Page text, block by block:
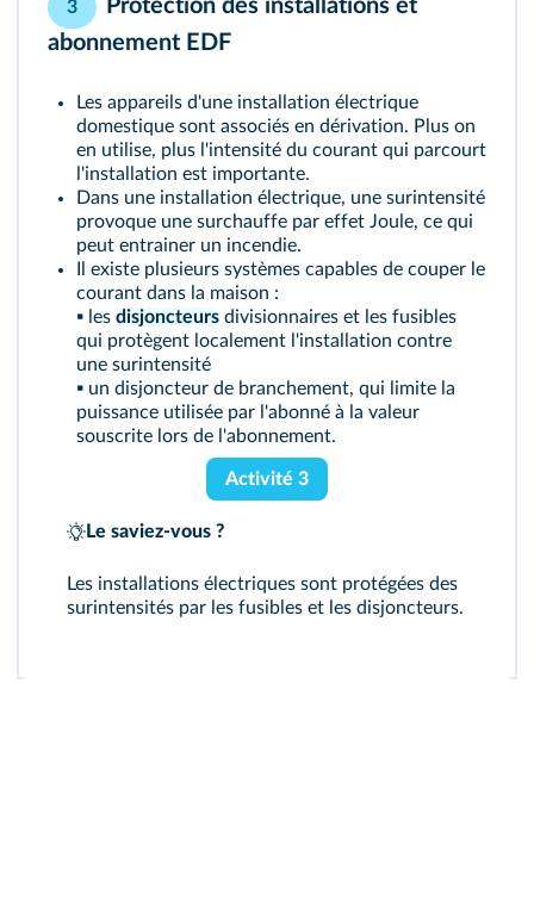
3
Protection des installations et
abonnement EDF
Les appareils d'une installation électrique
domestique sont associés en dérivation. Plus on
en utilise, plus l'intensité du courant qui parcourt
l'installation est importante.
Dans une installation électrique, une surintensité
provoque une surchauffe par effet Joule, ce qui
peut entrainer un incendie.
Il existe plusieurs systèmes capables de couper le
courant dans la maison :
▪ les disjoncteurs divisionnaires et les fusibles
qui protègent localement l'installation contre
une surintensité
▪ un disjoncteur de branchement, qui limite la
puissance utilisée par l'abonné à la valeur
souscrite lors de l'abonnement.
Activité 3
Le saviez-vous ?
Les installations électriques sont protégées des
surintensités par les fusibles et les disjoncteurs.